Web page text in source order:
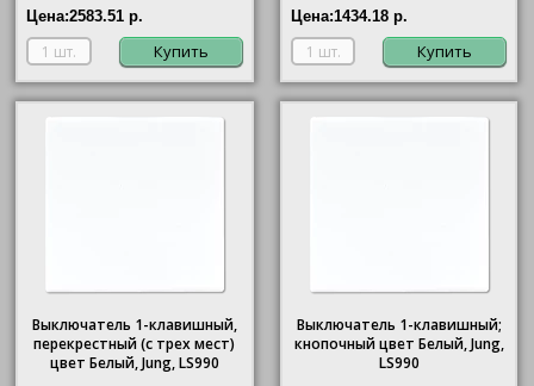
Цена:2583.51 р.
Купить
Цена:1434.18 р.
Купить
Выключатель 1-клавишный,
перекрестный (с трех мест)
цвет Белый, Jung, LS990
Выключатель 1-клавишный;
кнопочный цвет Белый, Jung,
LS990